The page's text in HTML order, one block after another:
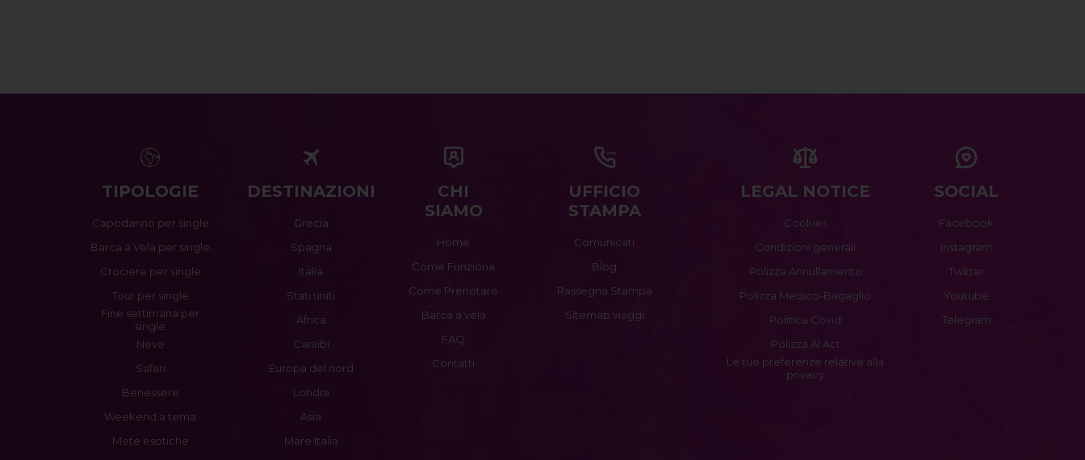
TIPOLOGIE
Capodanno per single
Barca a Vela per single
Crociere per single
Tour per single
Fine settimana per
single
Neve
Safari
Benessere
Weekend a tema
Mete esotiche
DESTINAZIONI
Grecia
Spagna
Italia
Stati uniti
Africa
Caraibi
Europa del nord
Londra
Asia
Mare Italia
CHI
SIAMO
Home
Come Funziona
Come Prenotare
Barca a vela
FAQ
Contatti
UFFICIO
STAMPA
Comunicati
Blog
Rassegna Stampa
Sitemap viaggi
LEGAL NOTICE
Cookies
Condizioni generali
Polizza Annullamento
Polizza Medico-Bagaglio
Politica Covid
Polizza AI Act
Le tue preferenze relative alla
privacy
SOCIAL
Facebook
Instagram
Twitter
Youtube
Telegram